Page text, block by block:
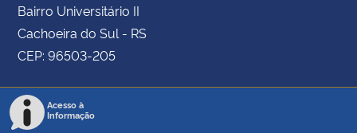
Bairro Universitário II
Cachoeira do Sul - RS
CEP: 96503-205
Acesso à
Informação